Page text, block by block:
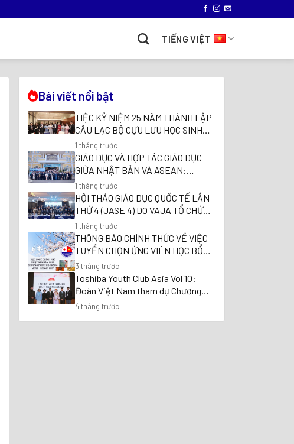
TIẾNG VIỆT
Bài viết nổi bật
TIỆC KỶ NIỆM 25 NĂM THÀNH LẬP
CÂU LẠC BỘ CỰU LƯU HỌC SINH
VIỆT NAM TẠI NHẬT BẢN (VAJA)
1 tháng trước
GIÁO DỤC VÀ HỢP TÁC GIÁO DỤC
GIỮA NHẬT BẢN VÀ ASEAN:
NHỮNG VẤN ĐỀ ĐẶT RA TRONG
HỘI THẢO QUỐC TẾ “HỢP TÁC GIÁO
DỤC GIỮA NHẬT BẢN VÀ ĐÔNG
1 tháng trước
HỘI THẢO GIÁO DỤC QUỐC TẾ LẦN
THỨ 4 (JASE 4) DO VAJA TỔ CHỨC:
HỢP TÁC GIÁO DỤC GIỮA ĐÔNG
NAM Á VÀ NHẬT BẢN TRONG BỐI
CẢNH THẾ GIỚI MỚI
1 tháng trước
THÔNG BÁO CHÍNH THỨC VỀ VIỆC
TUYỂN CHỌN ỨNG VIÊN HỌC BỔNG
MEXT – ASCOJA 2027 DO VAJA
TUYỂN CHỌN
3 tháng trước
Toshiba Youth Club Asia Vol 10:
Đoàn Việt Nam tham dự Chương
trình Giao lưu Lãnh đạo Trẻ Châu Á
4 tháng trước